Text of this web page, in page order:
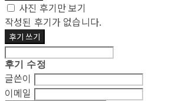
사진 후기만 보기
작성된 후기가 없습니다.
후기 쓰기
후기 수정
글쓴이
이메일